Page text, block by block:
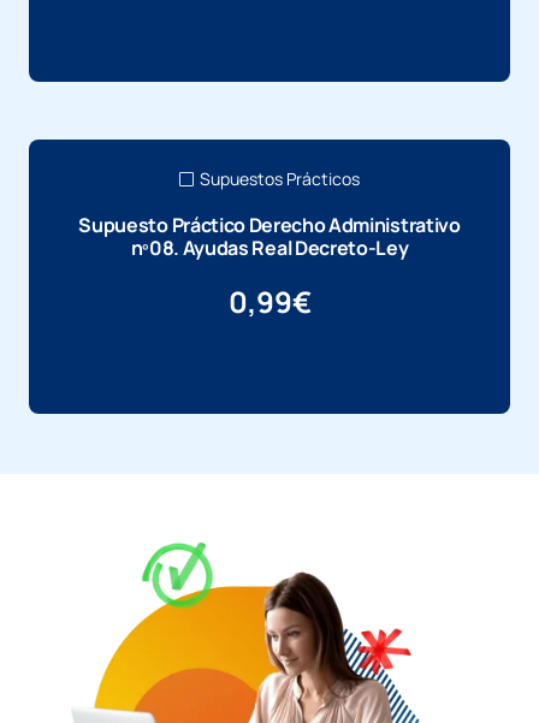
Supuestos Prácticos
Supuesto Práctico Derecho Administrativo
nº08. Ayudas Real Decreto-Ley
0,99€